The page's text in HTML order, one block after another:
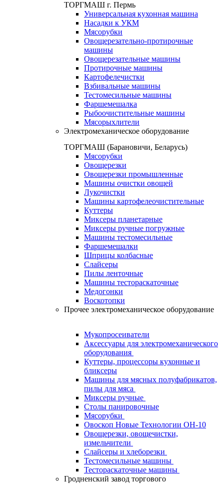
ТОРГМАШ г. Пермь
Универсальная кухонная машина
Насадки к УКМ
Мясорубки
Овощерезательно-протирочные
машины
Овощерезательные машины
Протирочные машины
Картофелечистки
Взбивальные машины
Тестомесильные машины
Фаршемешалка
Рыбоочистительные машины
Мясорыхлители
Электромеханическое оборудование
ТОРГМАШ (Барановичи, Беларусь)
Мясорубки
Овощерезки
Овощерезки промышленные
Машины очистки овощей
Лукочистки
Машины картофелеочистительные
Куттеры
Миксеры планетарные
Миксеры ручные погружные
Машины тестомесильные
Фаршемешалки
Шприцы колбасные
Слайсеры
Пилы ленточные
Машины тестораскаточные
Медогонки
Воскотопки
Прочее электромеханическое оборудование
Мукопросеиватели
Аксессуары для электромеханического
оборудования
Куттеры, процессоры кухонные и
бликсеры
Машины для мясных полуфабрикатов,
пилы для мяса
Миксеры ручные
Столы панировочные
Мясорубки
Овоскоп Новые Технологии ОН-10
Овощерезки, овощечистки,
измельчители
Слайсеры и хлеборезки
Тестомесильные машины
Тестораскаточные машины
Гродненский завод торгового